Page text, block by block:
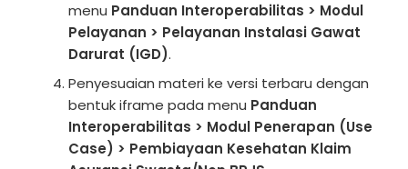
menu Panduan Interoperabilitas > Modul
Pelayanan > Pelayanan Instalasi Gawat
Darurat (IGD).
Penyesuaian materi ke versi terbaru dengan
bentuk iframe pada menu Panduan
Interoperabilitas > Modul Penerapan (Use
Case) > Pembiayaan Kesehatan Klaim